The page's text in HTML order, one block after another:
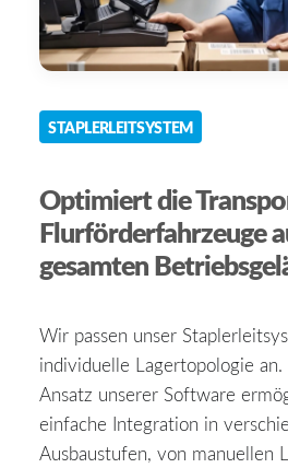
STAPLERLEITSYSTEM
Optimiert die
Flurförderfahrzeuge
gesamten
Wir passen unser
individuelle Lagertopologie
Ansatz unserer Software
einfache Integration in
Ausbaustufen, von manuellen